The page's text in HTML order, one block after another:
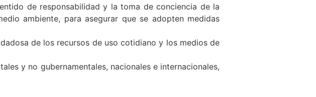
de responsabilidad y la toma de conciencia de la
ambiente, para asegurar que se adopten medidas
de los recursos de uso cotidiano y los medios de
y no gubernamentales, nacionales e internacionales,